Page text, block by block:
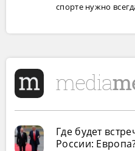
спорте нужно
Где будет
России: